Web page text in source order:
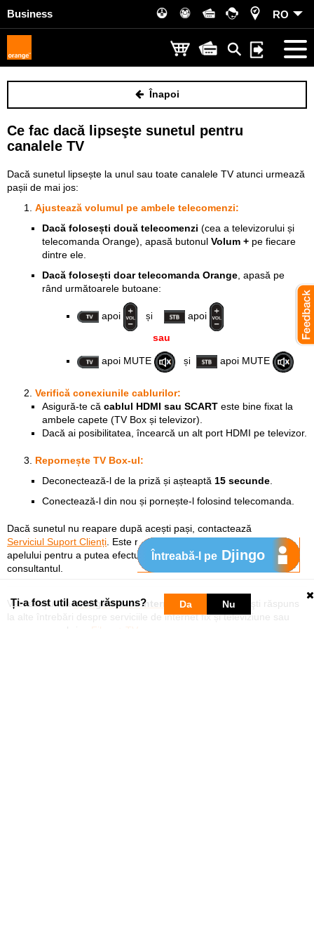
Business RO
Înapoi
Ce fac dacă lipseşte sunetul pentru
canalele TV
Dacă sunetul lipsește la unul sau toate canalele TV atunci urmează
pașii de mai jos:
Ajustează volumul pe ambele telecomenzi:
Dacă folosești două telecomenzi (cea a televizorului și
telecomanda Orange), apasă butonul Volum + pe fiecare
dintre ele.
Dacă folosești doar telecomanda Orange , apasă pe
rând următoarele butoane:
apoi și
apoi
sau
apoi MUTE și apoi MUTE
Verifică conexiunile cablurilor:
Asigură-te că cablul HDMI sau SCART este bine fixat la
ambele capete (TV Box și televizor).
Dacă ai posibilitatea, încearcă un alt port HDMI pe televizor.
Repornește TV Box-ul:
Deconectează-l de la priză și așteaptă 15 secunde
Conectează-l din nou și pornește-l folosind telecomanda.
Dacă sunetul nu reapare după acești pași, contactează
Serviciul Suport Clienți . Este recomandat să fii acasă în momentul
apelului pentru a putea efectua verificările necesare împreună cu
consultantul.
Vezi secţiuneaorange ajutor internet și tv
unde găseşti răspuns
la alte întrebări despre serviciile de internet fix și televiziune sau
acceseaza rubrica
Fibra + TV.
Ți-a fost util acest răspuns? Da Nu
Întreabă-l pe Djingo